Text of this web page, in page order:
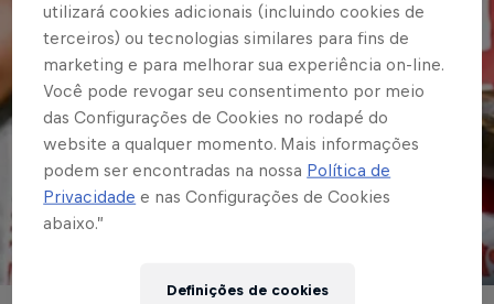
utilizará cookies adicionais (incluindo cookies de
terceiros) ou tecnologias similares para fins de
marketing e para melhorar sua experiência on-line.
Você pode revogar seu consentimento por meio
das Configurações de Cookies no rodapé do
website a qualquer momento. Mais informações
podem ser encontradas na nossa Política de
Privacidade e nas Configurações de Cookies
abaixo.”
Definições de cookies